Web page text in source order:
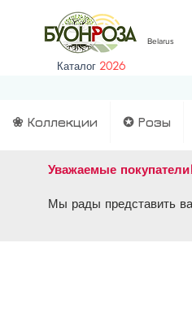
Belarus
Каталог 2026
❀ Коллекции ✪ Розы
Уважаемые покупатели!
Мы рады представить